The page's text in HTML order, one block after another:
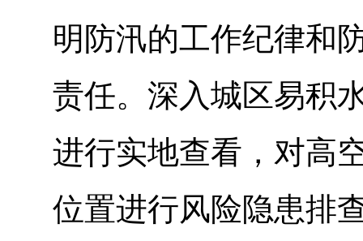
明防汛的工作纪律和
责任。深入城区易积
进行实地查看，对高
位置进行风险隐患排